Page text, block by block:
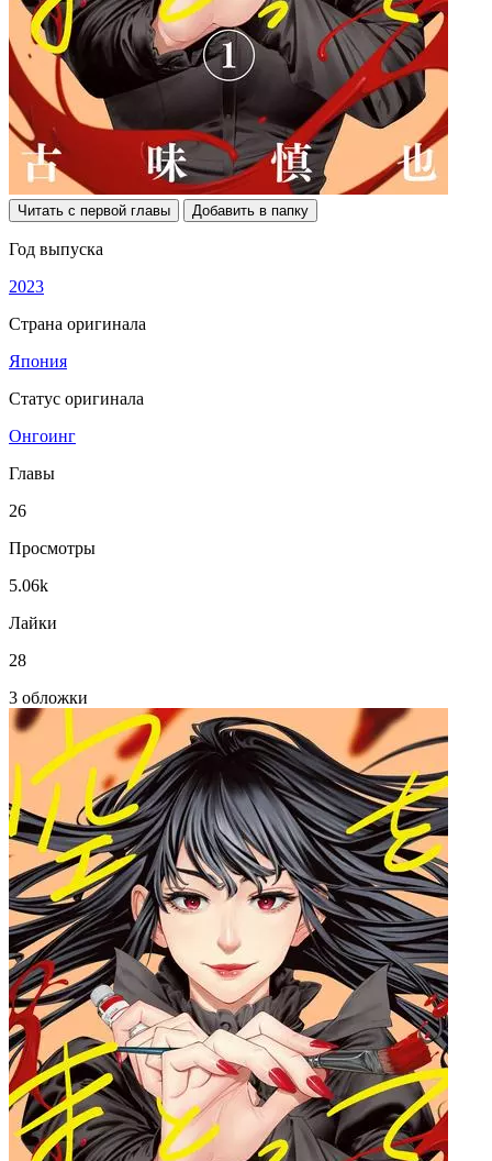
Читать с первой главы Добавить в папку
Год выпуска
2023
Страна оригинала
Япония
Статус оригинала
Онгоинг
Главы
26
Просмотры
5.06k
Лайки
28
3 обложки